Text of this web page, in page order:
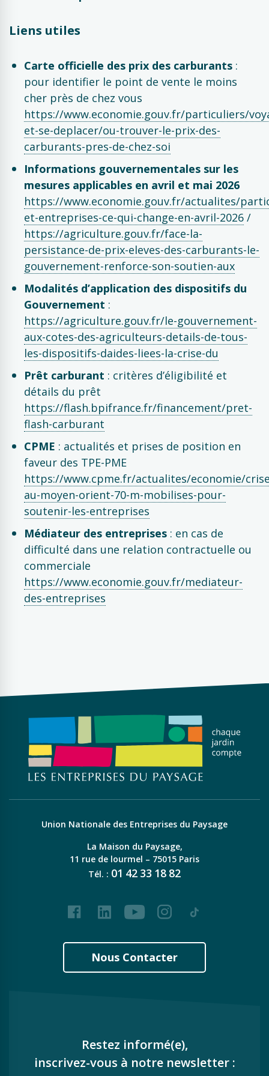
Liens utiles
Carte officielle des prix des carburants :
pour identifier le point de vente le moins
cher près de chez vous
https://www.economie.gouv.fr/particuliers/
et-se-deplacer/ou-trouver-le-prix-des-
carburants-pres-de-chez-soi
Informations gouvernementales sur les
mesures applicables en avril et mai 2026
https://www.economie.gouv.fr/actualites/
et-entreprises-ce-qui-change-en-avril-2026 /
https://agriculture.gouv.fr/face-la-
persistance-de-prix-eleves-des-carburants-le-
gouvernement-renforce-son-soutien-aux
Modalités d’application des dispositifs du
Gouvernement :
https://agriculture.gouv.fr/le-gouvernement-
aux-cotes-des-agriculteurs-details-de-tous-
les-dispositifs-daides-liees-la-crise-du
Prêt carburant : critères d’éligibilité et
détails du prêt
https://flash.bpifrance.fr/financement/pret-
flash-carburant
CPME : actualités et prises de position en
faveur des TPE-PME
https://www.cpme.fr/actualites/economie/
au-moyen-orient-70-m-mobilises-pour-
soutenir-les-entreprises
Médiateur des entreprises : en cas de
difficulté dans une relation contractuelle ou
commerciale
https://www.economie.gouv.fr/mediateur-
des-entreprises
Union Nationale des Entreprises du Paysage
La Maison du Paysage,
11 rue de lourmel – 75015 Paris
Tél. : 01 42 33 18 82
FacebookLinkedInYoutubeInstagram
Tiktok
Nous Contacter
Restez informé(e),
inscrivez-vous à notre newsletter :